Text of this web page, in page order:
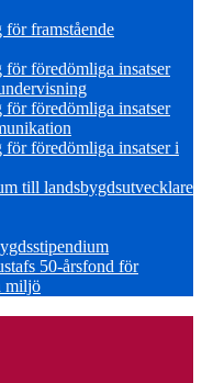
framstående
föredömliga insatser
föredömliga insatser
föredömliga insatser i
till landsbygdsutvecklare
50-årsfond för
miljö